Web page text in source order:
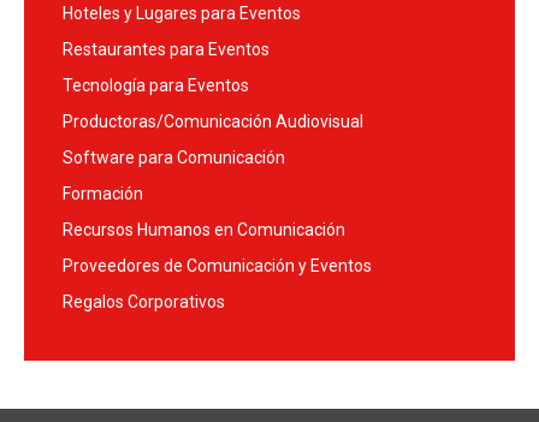
Hoteles y Lugares para Eventos
Restaurantes para Eventos
Tecnología para Eventos
Productoras/Comunicación Audiovisual
Software para Comunicación
Formación
Recursos Humanos en Comunicación
Proveedores de Comunicación y Eventos
Regalos Corporativos